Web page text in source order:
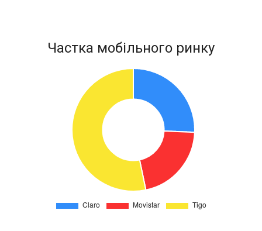
Частка мобільного ринку